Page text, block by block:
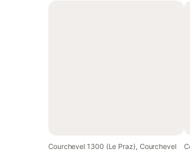
Courchevel 1300 (Le Praz), Courchevel